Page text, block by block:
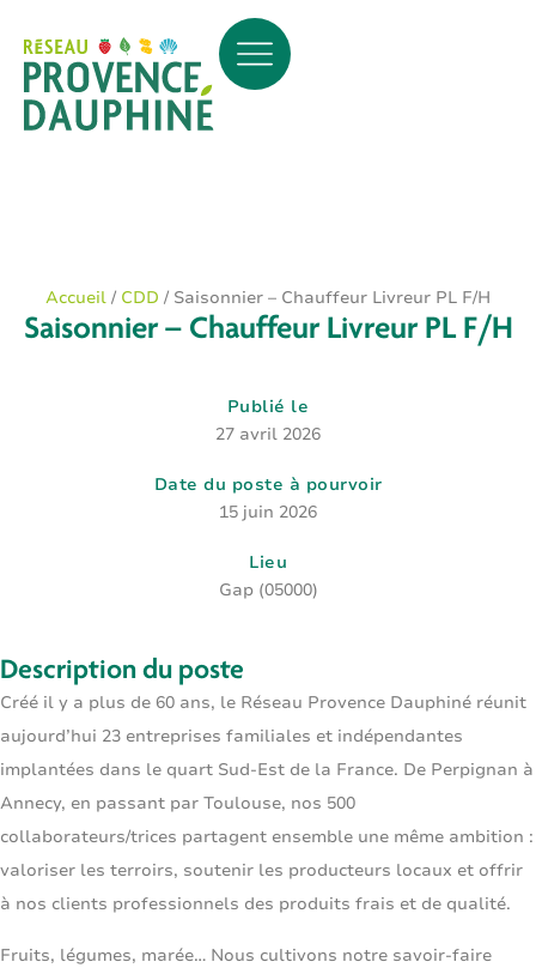
Accueil / CDD / Saisonnier – Chauffeur Livreur PL F/H
Saisonnier – Chauffeur Livreur PL F/H
Publié le
27 avril 2026
Date du poste à pourvoir
15 juin 2026
Lieu
Gap (05000)
Description du poste
Créé il y a plus de 60 ans, le Réseau Provence Dauphiné réunit
aujourd’hui 23 entreprises familiales et indépendantes
implantées dans le quart Sud-Est de la France. De Perpignan à
Annecy, en passant par Toulouse, nos 500
collaborateurs/trices partagent ensemble une même ambition :
valoriser les terroirs, soutenir les producteurs locaux et offrir
à nos clients professionnels des produits frais et de qualité.
Fruits, légumes, marée… Nous cultivons notre savoir-faire